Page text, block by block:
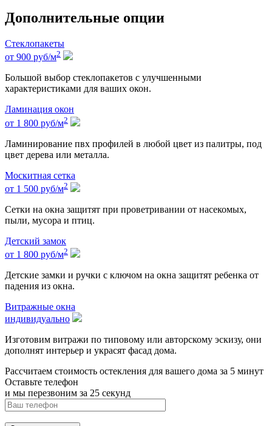
Дополнительные опции
Стеклопакеты
от 900 руб/м2
Большой выбор стеклопакетов с улучшенными
характеристиками для ваших окон.
Ламинация окон
от 1 800 руб/м2
Ламинирование пвх профилей в любой цвет из палитры, под
цвет дерева или металла.
Москитная сетка
от 1 500 руб/м2
Сетки на окна защитят при проветривании от насекомых,
пыли, мусора и птиц.
Детский замок
от 1 800 руб/м2
Детские замки и ручки с ключом на окна защитят ребенка от
падения из окна.
Витражные окна
индивидуально
Изготовим витражи по типовому или авторскому эскизу, они
дополнят интерьер и украсят фасад дома.
Рассчитаем стоимость остекления для вашего дома за 5 минут
Оставьте телефон
и мы перезвоним за 25 секунд